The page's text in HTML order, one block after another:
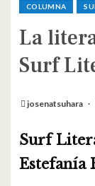
COLUMNA
La
Surf
josenatsuhara
Surf
Estefanía